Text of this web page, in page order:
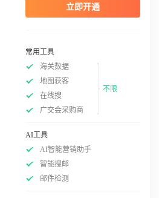
立即开通
常用工具
海关数据
地图获客
在线搜
广交会采购商
不限
AI工具
AI智能营销助手
智能搜邮
邮件检测